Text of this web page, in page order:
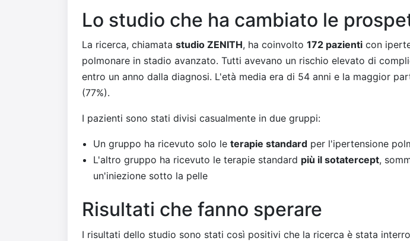
Lo studio che ha cambiato le
La ricerca, chiamata studio ZENITH, ha coinvolto 172 pazienti con
polmonare in stadio avanzato. Tutti avevano un rischio elevato di
entro un anno dalla diagnosi. L'età media era di 54 anni e la maggior
(77%).
I pazienti sono stati divisi casualmente in due gruppi:
Un gruppo ha ricevuto solo leterapie standard per l'ipertensione
L'altro gruppo ha ricevuto le terapie standard più il sotatercept,
un'iniezione sotto la pelle
Risultati che fanno sperare
I risultati dello studio sono stati così positivi che la ricerca è stata